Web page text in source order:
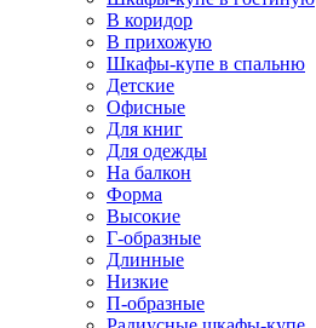
В коридор
В прихожую
Шкафы-купе в спальню
Детские
Офисные
Для книг
Для одежды
На балкон
Форма
Высокие
Г-образные
Длинные
Низкие
П-образные